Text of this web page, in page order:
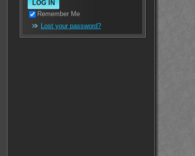
Remember Me
Lost your password?